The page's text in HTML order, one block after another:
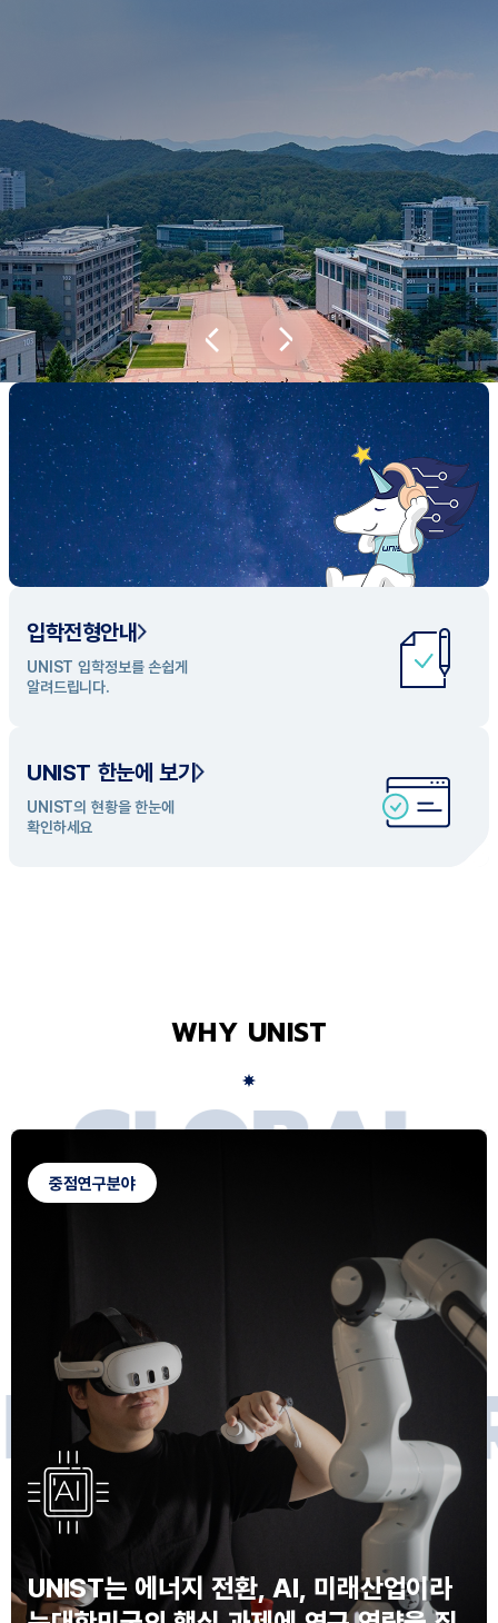
새내기학부에서
전공탐색 프로그램을 통해 나에게 맞는 최
적의 전공을 찾아보세요.
전공탐색 가이드 바로가기
UNIST 학과 소개
UNIST의 개성있는 학과들을
탐색해 보세요
입학전형안내
UNIST 입학정보를 손쉽게
알려드립니다.
UNIST 한눈에 보기
UNIST의 현황을 한눈에
확인하세요
WHY UNIST
GLOBAL
CA S
R
FU TU RE
NNOVATO
S
중점연구분야
UNIST는 에너지 전환, AI, 미래산업이라